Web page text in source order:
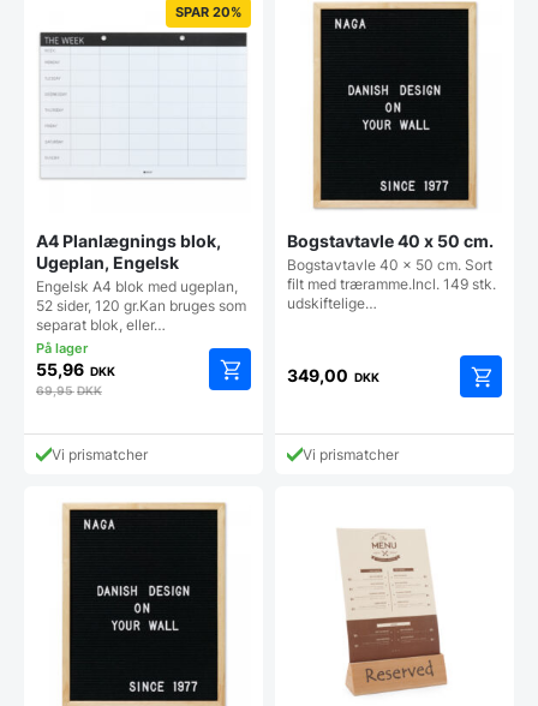
SPAR 20%
A4 Planlægnings blok,
Ugeplan, Engelsk
Engelsk A4 blok med ugeplan,
52 sider, 120 gr.Kan bruges som
separat blok, eller…
55,96 DKK
69,95DKK
Vi prismatcher
Bogstavtavle 40 x 50 cm.
Bogstavtavle 40 x 50 cm. Sort
filt med træramme.Incl. 149 stk.
udskiftelige…
349,00 DKK
Vi prismatcher